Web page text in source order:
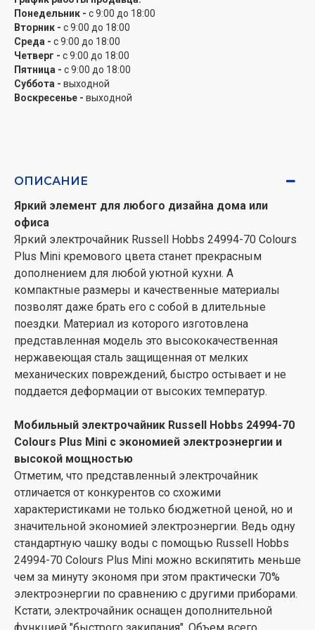
уровня воды. Мощность представленной модели
составляет 2400 ВТ, а вес всего 0,83кг. Из
дополнительных преимуществ Russell Hobbs 24994-
70 Colours Plus Mini отметим специальный отсек для
хранения шнура (длина которого 0,65м), фильтр от
накипи, автоматическое выключение при перегреве
Понедельник - с 9:00 до 18:00
Вторник - с 9:00 до 18:00
Среда - с 9:00 до 18:00
Четверг - с 9:00 до 18:00
Пятница - с 9:00 до 18:00
Суббота - выходной
Воскресенье - выходной
ОПИСАНИЕ
Яркий элемент для любого дизайна дома или
офиса
Яркий электрочайник Russell Hobbs 24994-70 Colours
Plus Mini кремового цвета станет прекрасным
дополнением для любой уютной кухни. А
компактные размеры и качественные материалы
позволят даже брать его с собой в длительные
поездки. Материал из которого изготовлена
представленная модель это высококачественная
нержавеющая сталь защищенная от мелких
механических повреждений, быстро остывает и не
поддается деформации от высоких температур.
Мобильный электрочайник Russell Hobbs 24994-70
Colours Plus Mini с экономией электроэнергии и
высокой мощностью
Отметим, что представленный электрочайник
отличается от конкурентов со схожими
характеристиками не только бюджетной ценой, но и
значительной экономией электроэнергии. Ведь одну
стандартную чашку воды с помощью Russell Hobbs
24994-70 Colours Plus Mini можно вскипятить меньше
чем за минуту экономя при этом практически 70%
электроэнергии по сравнению с другими приборами.
Кстати, электрочайник оснащен дополнительной